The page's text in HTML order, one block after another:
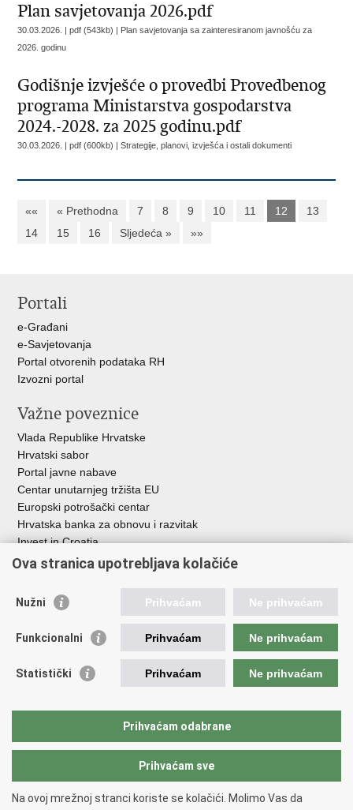
Plan savjetovanja 2026.pdf
30.03.2026. | pdf (543kb) | Plan savjetovanja sa zainteresiranom javnošću za
2026. godinu
Godišnje izvješće o provedbi Provedbenog
programa Ministarstva gospodarstva
2024.-2028. za 2025 godinu.pdf
30.03.2026. | pdf (600kb) |Strategije, planovi, izvješća i ostali dokumenti
«« « Prethodna 7 8 9 10 11 12
13
14
15 16 Sljedeća » »»
Portali
e-Građani
e-Savjetovanja
Portal otvorenih podataka RH
Izvozni portal
Važne poveznice
Vlada Republike Hrvatske
Hrvatski sabor
Portal javne nabave
Centar unutarnjeg tržišta EU
Europski potrošački centar
Hrvatska banka za obnovu i razvitak
Invest in Croatia
Europska banka za obnovu i razvoj
Središnja agencija za financiranje i ugovaranje
Institucije i javne ustanove u nadležnosti
Ministarstva
Agencija za ugljikovodike
Hrvatska agencija za malo gospodarstvo, inovacije i investicije
Državni zavod za mjeriteljstvo
Povratak na vrh
Ova stranica upotrebljava kolačiće
Nužni Prihvaćam Ne prihvaćam
Funkcionalni Prihvaćam Ne prihvaćam
Statistički Prihvaćam Ne prihvaćam
Prihvaćam odabrane
Prihvaćam sve
Na ovoj mrežnoj stranci koriste se kolačići. Molimo Vas da